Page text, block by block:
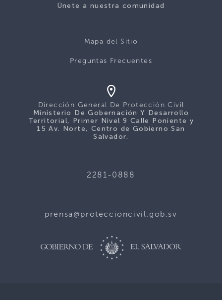
Únete a nuestra comunidad
Mapa del Sitio
Preguntas Frecuentes
Dirección General De Protección Civil
Ministerio De Gobernación Y Desarrollo
Territorial, Primer Nivel 9 Calle Poniente y
15 Av. Norte, Centro de Gobierno San
Salvador.
2281-0888
prensa@proteccioncivil.gob.sv